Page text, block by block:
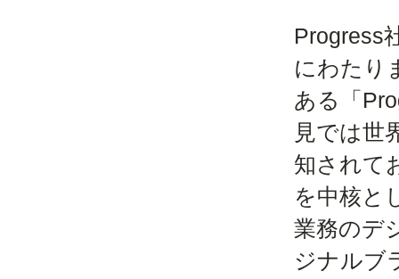
Progress
にわたり
ある「
見では世
知されて
を中核と
業務のデ
ジナルブ